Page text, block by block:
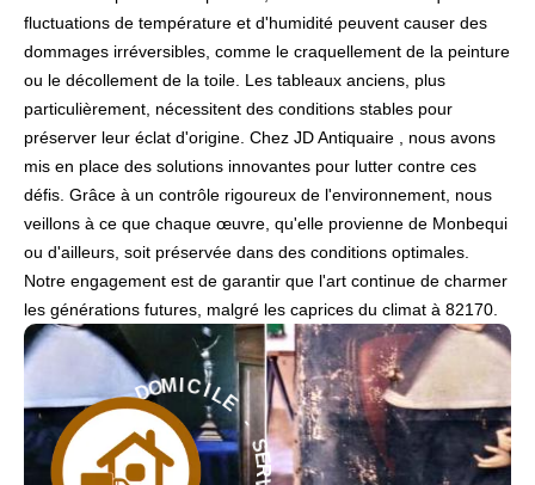
fluctuations de température et d'humidité peuvent causer des
dommages irréversibles, comme le craquellement de la peinture
ou le décollement de la toile. Les tableaux anciens, plus
particulièrement, nécessitent des conditions stables pour
préserver leur éclat d'origine. Chez JD Antiquaire , nous avons
mis en place des solutions innovantes pour lutter contre ces
défis. Grâce à un contrôle rigoureux de l'environnement, nous
veillons à ce que chaque œuvre, qu'elle provienne de Monbequi
ou d'ailleurs, soit préservée dans des conditions optimales.
Notre engagement est de garantir que l'art continue de charmer
les générations futures, malgré les caprices du climat à 82170.
E
DO
MICILE -
SE
R
V
I
C
E